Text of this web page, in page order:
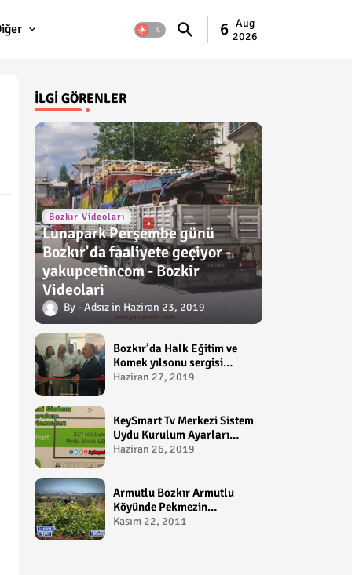
6 Aug
2026
İLGI GÖRENLER
Bozkır Videoları
Lunapark Perşembe günü
Bozkır'da faaliyete geçiyor -
yakupcetincom - Bozkir
Videolari
Adsız Haziran 23, 2019
Bozkır’da Halk Eğitim ve
Komek yılsonu sergisi
gerçekleştirildi-
Haziran 27, 2019
KeySmart Tv Merkezi Sistem
Uydu Kurulum Ayarları
Video anlatım -
Haziran 26, 2019
Armutlu Bozkır Armutlu
Köyünde Pekmezin
Hikayesi:Gezen Bilir Kontv
Kasım 22, 2011